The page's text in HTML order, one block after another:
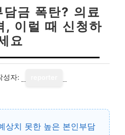
금 폭탄? 의료
, 이럴 때 신청하
요
성자:
상치 못한 높은 본인부담